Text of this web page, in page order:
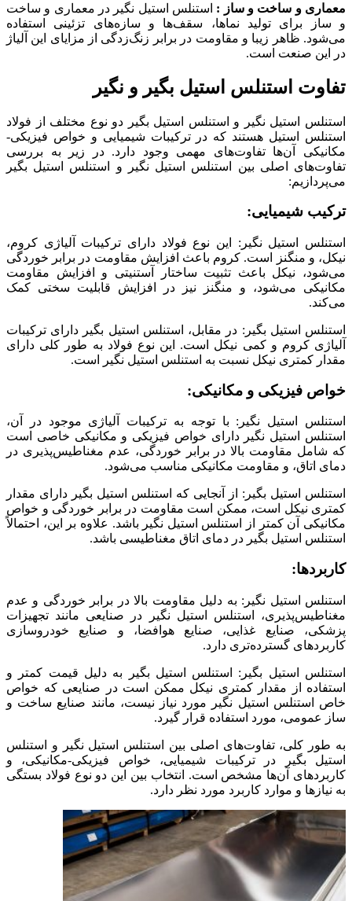
معماری و ساخت و ساز : استنلس استیل نگیر در معماری و ساخت
و ساز برای تولید نماها، سقف‌ها و سازه‌های تزئینی استفاده
می‌شود. ظاهر زیبا و مقاومت در برابر زنگ‌زدگی از مزایای این آلیاژ
در این صنعت است.
تفاوت استنلس استیل بگیر و نگیر
استنلس استیل نگیر و استنلس استیل بگیر دو نوع مختلف از فولاد
استنلس استیل هستند که در ترکیبات شیمیایی و خواص فیزیکی-
مکانیکی آن‌ها تفاوت‌های مهمی وجود دارد. در زیر به بررسی
تفاوت‌های اصلی بین استنلس استیل نگیر و استنلس استیل بگیر
می‌پردازیم:
ترکیب شیمیایی:
استنلس استیل نگیر: این نوع فولاد دارای ترکیبات آلیاژی کروم،
نیکل، و منگنز است. کروم باعث افزایش مقاومت در برابر خوردگی
می‌شود، نیکل باعث تثبیت ساختار آستنیتی و افزایش مقاومت
مکانیکی می‌شود، و منگنز نیز در افزایش قابلیت سختی کمک
می‌کند.
استنلس استیل بگیر: در مقابل، استنلس استیل بگیر دارای ترکیبات
آلیاژی کروم و کمی نیکل است. این نوع فولاد به طور کلی دارای
مقدار کمتری نیکل نسبت به استنلس استیل نگیر است.
خواص فیزیکی و مکانیکی:
استنلس استیل نگیر: با توجه به ترکیبات آلیاژی موجود در آن،
استنلس استیل نگیر دارای خواص فیزیکی و مکانیکی خاصی است
که شامل مقاومت بالا در برابر خوردگی، عدم مغناطیس‌پذیری در
دمای اتاق، و مقاومت مکانیکی مناسب می‌شود.
استنلس استیل بگیر: از آنجایی که استنلس استیل بگیر دارای مقدار
کمتری نیکل است، ممکن است مقاومت در برابر خوردگی و خواص
مکانیکی آن کمتر از استنلس استیل نگیر باشد. علاوه بر این، احتمالاً
استنلس استیل بگیر در دمای اتاق مغناطیسی باشد.
کاربردها:
استنلس استیل نگیر: به دلیل مقاومت بالا در برابر خوردگی و عدم
مغناطیس‌پذیری، استنلس استیل نگیر در صنایعی مانند تجهیزات
پزشکی، صنایع غذایی، صنایع هوافضا، و صنایع خودروسازی
کاربردهای گسترده‌تری دارد.
استنلس استیل بگیر: استنلس استیل بگیر به دلیل قیمت کمتر و
استفاده از مقدار کمتری نیکل ممکن است در صنایعی که خواص
خاص استنلس استیل نگیر مورد نیاز نیست، مانند صنایع ساخت و
ساز عمومی، مورد استفاده قرار گیرد.
به طور کلی، تفاوت‌های اصلی بین استنلس استیل نگیر و استنلس
استیل بگیر در ترکیبات شیمیایی، خواص فیزیکی-مکانیکی، و
کاربردهای آن‌ها مشخص است. انتخاب بین این دو نوع فولاد بستگی
به نیازها و موارد کاربرد مورد نظر دارد.